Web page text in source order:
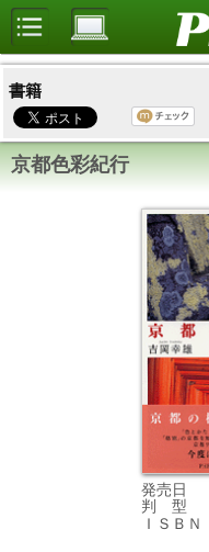
書籍
京都色彩紀行
発売日
判 型
ＩＳＢＮ